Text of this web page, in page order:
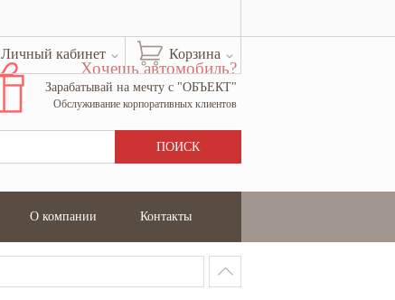
Корзина
Личный кабинет
Хочешь автомобиль?
Зарабатывай на мечту с "ОБЪЕКТ"
Обслуживание корпоративных клиентов
О компании Контакты